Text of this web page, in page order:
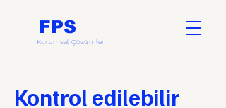
FPS
Kurumsal Çözümler
Kontrol edilebilir